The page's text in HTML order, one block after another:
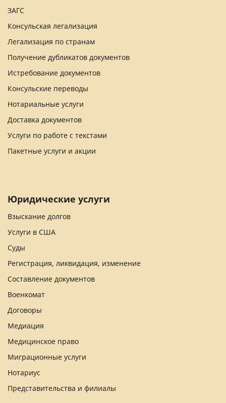
ЗАГС
Консульская легализация
Легализация по странам
Получение дубликатов документов
Истребование документов
Консульские переводы
Нотариальные услуги
Доставка документов
Услуги по работе с текстами
Пакетные услуги и акции
Юридические услуги
Взыскание долгов
Услуги в США
Суды
Регистрация, ликвидация, изменение
Составление документов
Военкомат
Договоры
Медиация
Медицинское право
Миграционные услуги
Нотариус
Представительства и филиалы